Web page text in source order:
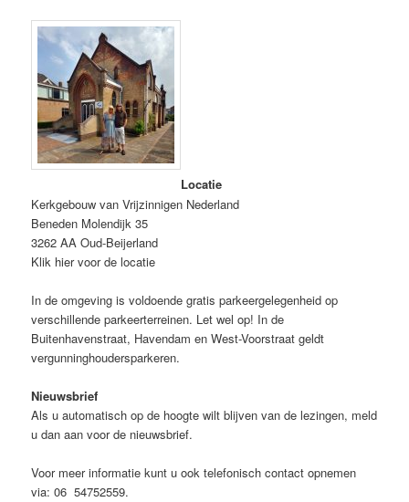
Locatie
Kerkgebouw van Vrijzinnigen Nederland
Beneden Molendijk 35
3262 AA Oud-Beijerland
Klik hier voor de locatie
In de omgeving is voldoende gratis parkeergelegenheid op
verschillende parkeerterreinen. Let wel op! In de
Buitenhavenstraat, Havendam en West-Voorstraat geldt
vergunninghoudersparkeren.
Nieuwsbrief
Als u automatisch op de hoogte wilt blijven van de lezingen, meld
u dan aan voor de nieuwsbrief.
Voor meer informatie kunt u ook telefonisch contact opnemen
via: 06 54752559.